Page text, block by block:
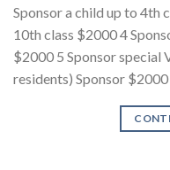
Sponsor a child up to 4th
10th class $2000 4
$2000 5 Sponsor special
residents) Sponsor